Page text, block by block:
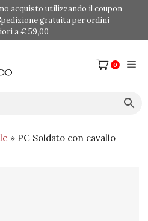
acquisto utilizzando il coupon
gratuita per ordini
a € 59,00
0
» PC Soldato con cavallo